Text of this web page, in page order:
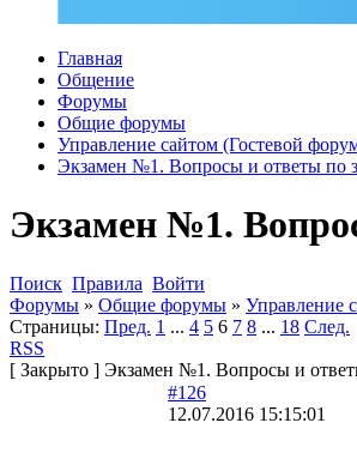
Главная
Общение
Форумы
Общие форумы
Управление сайтом (Гостевой
Экзамен №1. Вопросы и ответы по
Экзамен №1.
Поиск Правила Войти
Форумы » Общие форумы » Управление
Страницы: Пред. 1 ... 4 5 6 7 8 ... 18 След.
RSS
[ Закрыто ] Экзамен №1. Вопросы и
#126
12.07.2016 15:15:01